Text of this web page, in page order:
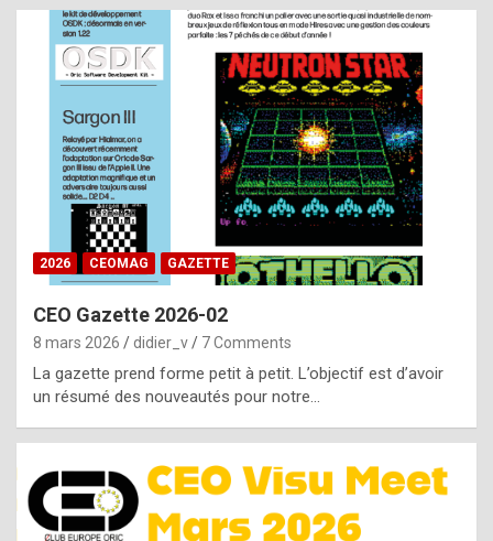
o
m
m
a
y
b
e
b
y
g
e
n
u
i
n
e
2026 CEOMAG GAZETTE
CEO Gazette 2026-02
8 mars 2026 didier_v 7 Comments
La gazette prend forme petit à petit. L’objectif est d’avoir
un résumé des nouveautés pour notre…